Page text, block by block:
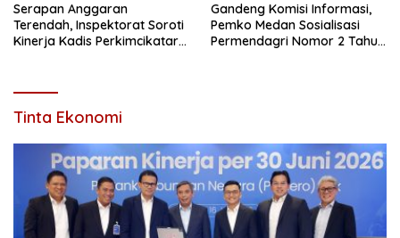
Serapan Anggaran
Terendah, Inspektorat Soroti
Kinerja Kadis Perkimcikataru
Gandeng Komisi Informasi,
Pemko Medan Sosialisasi
Permendagri Nomor 2 Tahun
Tinta Ekonomi